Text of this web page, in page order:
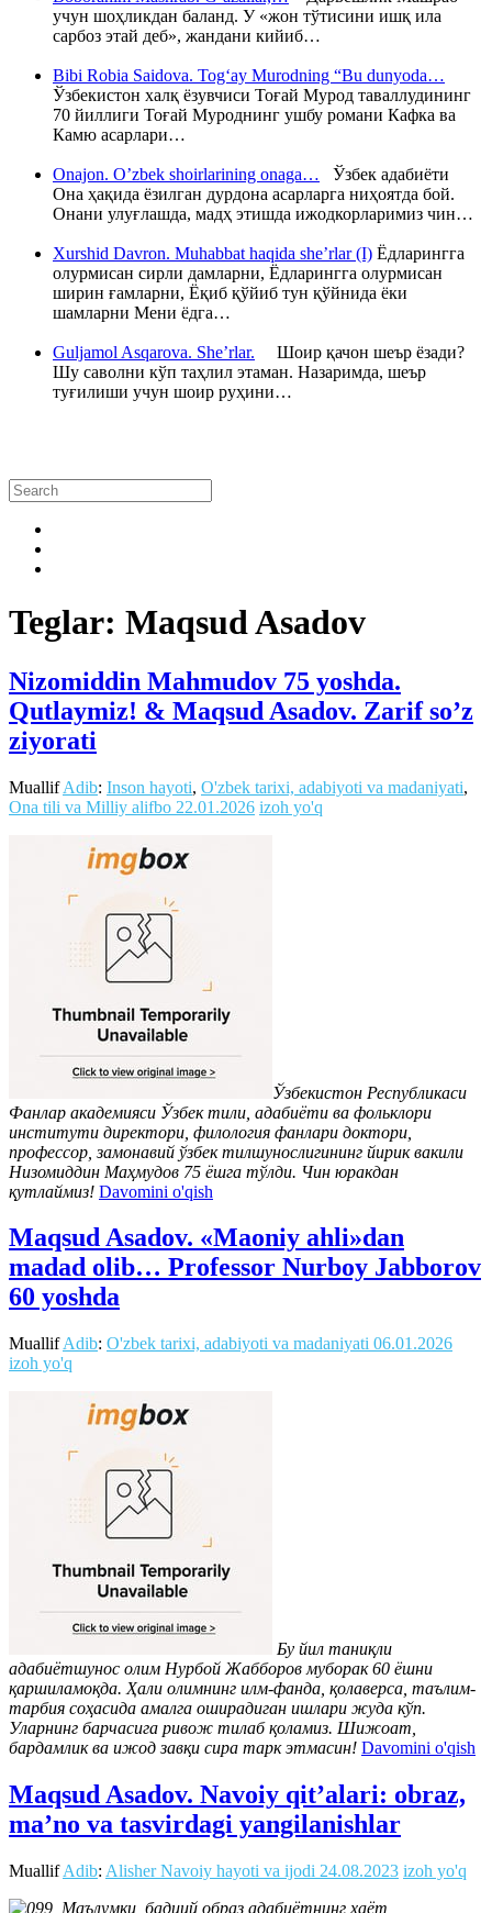
учун шоҳликдан баланд. У «жон тўтисини ишқ ила
сарбоз этай деб», жандани кийиб…
Bibi Robia Saidova. Tog‘ay Murodning “Bu dunyoda…
Ўзбекистон халқ ёзувчиси Тоғай Мурод таваллудининг
70 йиллиги Тоғай Муроднинг ушбу романи Кафка ва
Камю асарлари…
Onajon. O’zbek shoirlarining onaga… Ўзбек адабиёти
Она ҳақида ёзилган дурдона асарларга ниҳоятда бой.
Онани улуғлашда, мадҳ этишда ижодкорларимиз чин…
Xurshid Davron. Muhabbat haqida she’rlar (I) Ёдларингга
олурмисан сирли дамларни, Ёдларингга олурмисан
ширин ғамларни, Ёқиб қўйиб тун қўйнида ёки
шамларни Мени ёдга…
Guljamol Asqarova. She’rlar. Шоир қачон шеър ёзади?
Шу саволни кўп таҳлил этаман. Назаримда, шеър
туғилиши учун шоир руҳини…
Teglar: Maqsud Asadov
Nizomiddin Mahmudov 75 yoshda.
Qutlaymiz! & Maqsud Asadov. Zarif so’z
ziyorati
MuallifAdib: Inson hayoti, O'zbek tarixi, adabiyoti va madaniyati,
Ona tili va Milliy alifbo 22.01.2026 izoh yo'q
Ўзбекистон Республикаси
Фанлар академияси Ўзбек тили, адабиёти ва фольклори
институти директори, филология фанлари доктори,
профессор, замонавий ўзбек тилшунослигининг йирик вакили
Низомиддин Маҳмудов 75 ёшга тўлди. Чин юракдан
қутлаймиз! Davomini o'qish
Maqsud Asadov. «Maoniy ahli»dan
madad olib… Professor Nurboy Jabborov
60 yoshda
MuallifAdib: O'zbek tarixi, adabiyoti va madaniyati 06.01.2026
izoh yo'q
Бу йил таниқли
адабиётшунос олим Нурбой Жабборов муборак 60 ёшни
қаршиламоқда. Ҳали олимнинг илм-фанда, қолаверса, таълим-
тарбия соҳасида амалга оширадиган ишлари жуда кўп.
Уларнинг барчасига ривож тилаб қоламиз. Шижоат,
бардамлик ва ижод завқи сира тарк этмасин! Davomini o'qish
Maqsud Asadov. Navoiy qit’alari: obraz,
ma’no va tasvirdagi yangilanishlar
MuallifAdib: Alisher Navoiy hayoti va ijodi 24.08.2023 izoh yo'q
Маълумки, бадиий образ адабиётнинг ҳаёт